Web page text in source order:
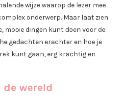
wijze waarop de lezer mee
onderwerp. Maar laat zien
mooie dingen kunt doen voor de
gedachten erachter en hoe je
kunt gaan, erg krachtig en
de wereld